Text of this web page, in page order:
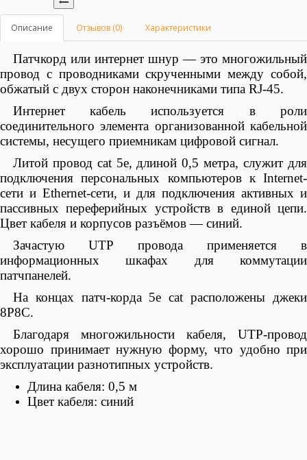
Описание Отзывов (0) Характеристики
Патчкорд или интернет шнур — это многожильный
провод с проводниками скрученными между собой,
обжатый с двух сторон наконечниками типа RJ-45.
Интернет кабель используется в роли
соединительного элемента организованной кабельной
системы, несущего приемникам цифровой сигнал.
Литой провод cat 5e, длиной 0,5 метра, служит для
подключения персональных компьютеров к Internet-
сети и Ethernet-сети, и для подключения активных и
пассивных переферийных устройств в единой цепи.
Цвет кабеля и корпусов разъёмов — синий.
Зачастую UTP провода применяется в
информационных шкафах для коммутации
патчпанелей.
На концах патч-корда 5e cat расположены джеки
8P8C.
Благодаря многожильности кабеля, UTP-провод
хорошо принимает нужную форму, что удобно при
эксплуатации разнотипных устройств.
Длина кабеля: 0,5 м
Цвет кабеля: синий